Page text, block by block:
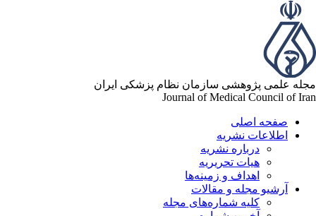
علمی پژوهشی سازمان نظام پزشکی ایران
Journal of Medical Council of
صفحه اصلی
اطلاعات نشریه
درباره نشریه
هیات تحریریه
اهداف و زمینه‌ها
آرشیو مجله و مقالات
کلیه شماره‌های مجله